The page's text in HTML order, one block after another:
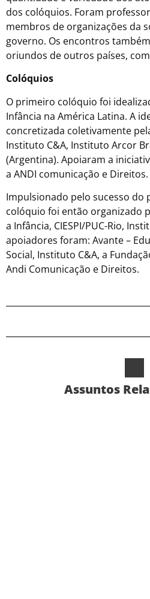
dos colóquios. Foram
membros de organizações da
governo. Os encontros
oriundos de outros países,
Colóquios
O primeiro colóquio foi
Infância na América Latina. A
concretizada coletivamente
Instituto C&A, Instituto Arcor
(Argentina). Apoiaram a
a ANDI comunicação e Direitos.
Impulsionado pelo sucesso do
colóquio foi então organizado
a Infância, CIESPI/PUC-Rio,
apoiadores foram: Avante –
Social, Instituto C&A, a
Andi Comunicação e Direitos.
Assuntos